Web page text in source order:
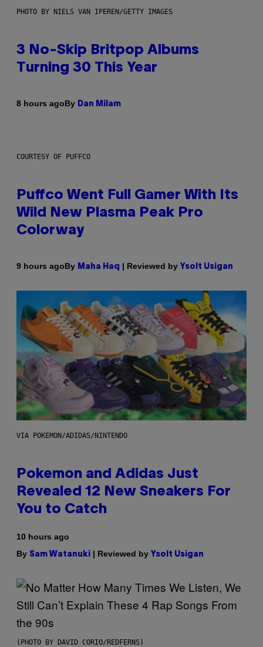
PHOTO BY NIELS VAN IPEREN/GETTY IMAGES
3 No-Skip Britpop Albums
Turning 30 This Year
8 hours agoBy Dan Milam
COURTESY OF PUFFCO
Puffco Went Full Gamer With Its
Wild New Plasma Peak Pro
Colorway
9 hours agoBy Maha Haq | Reviewed by Ysolt Usigan
VIA POKEMON/ADIDAS/NINTENDO
Pokemon and Adidas Just
Revealed 12 New Sneakers For
You to Catch
10 hours ago
By Sam Watanuki | Reviewed by Ysolt Usigan
(PHOTO BY DAVID CORIO/REDFERNS)